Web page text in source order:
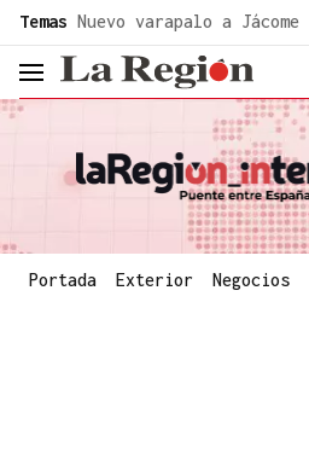
Temas Nuevo varapalo a Jácome
header.menu.open
Portada Exterior Negocios